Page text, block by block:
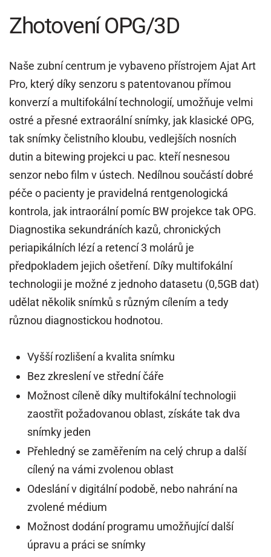
Zhotovení OPG/3D
Naše zubní centrum je vybaveno přístrojem Ajat Art
Pro, který díky senzoru s patentovanou přímou
konverzí a multifokální technologií, umožňuje velmi
ostré a přesné extraorální snímky, jak klasické OPG,
tak snímky čelistního kloubu, vedlejších nosních
dutin a bitewing projekci u pac. kteří nesnesou
senzor nebo film v ústech. Nedílnou součástí dobré
péče o pacienty je pravidelná rentgenologická
kontrola, jak intraorální pomíc BW projekce tak OPG.
Diagnostika sekundráních kazů, chronických
periapikálních lézí a retencí 3 molárů je
předpokladem jejich ošetření. Díky multifokální
technologii je možné z jednoho datasetu (0,5GB dat)
udělat několik snímků s různým cílením a tedy
různou diagnostickou hodnotou.
Vyšší rozlišení a kvalita snímku
Bez zkreslení ve střední čáře
Možnost cíleně díky multifokální technologii
zaostřit požadovanou oblast, získáte tak dva
snímky jeden
Přehledný se zaměřením na celý chrup a další
cílený na vámi zvolenou oblast
Odeslání v digitální podobě, nebo nahrání na
zvolené médium
Možnost dodání programu umožňující další
úpravu a práci se snímky